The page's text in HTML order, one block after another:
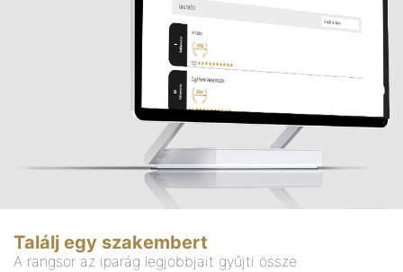
Találj egy szakembert
A rangsor az iparág legjobbjait gyűjti össze